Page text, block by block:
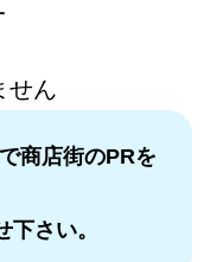
せん
商店街のPRを
さい。